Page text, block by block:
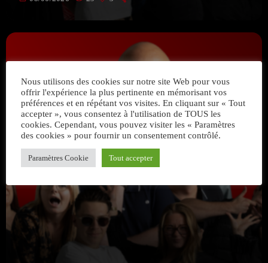
Nous utilisons des cookies sur notre site Web pour vous
offrir l'expérience la plus pertinente en mémorisant vos
préférences et en répétant vos visites. En cliquant sur « Tout
accepter », vous consentez à l'utilisation de TOUS les
cookies. Cependant, vous pouvez visiter les « Paramètres
des cookies » pour fournir un consentement contrôlé.
Paramètres Cookie Tout accepter